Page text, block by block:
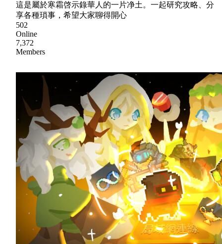
這是屬於寒霜啓示錄華人的一片净土。一起研究攻略、分
享各種瑣事，希望大家聊得開心
502
Online
7,372
Members